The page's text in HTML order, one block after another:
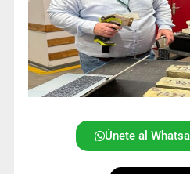
Únete al